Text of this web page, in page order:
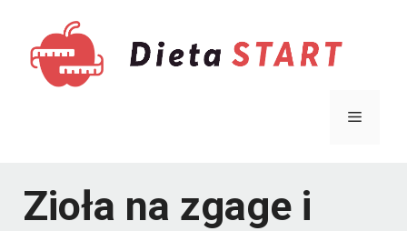
Menu
Zioła na zgage i